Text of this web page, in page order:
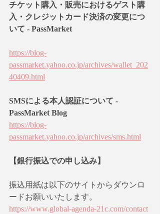
チケット購入・販売におけるゲスト購
入・クレジットカード決済の変更につ
いて - PassMarket
https://blog-
passmarket.yahoo.co.jp/archives/wallet_202
40409.html
SMSによる本人認証について -
PassMarket Blog
https://blog-
passmarket.yahoo.co.jp/archives/sms.html
【銀行振込での申し込み】
振込用紙は以下のサイトからダウンロ
ードお願いいたします。
https://www.global-agenda-21c.com/contact